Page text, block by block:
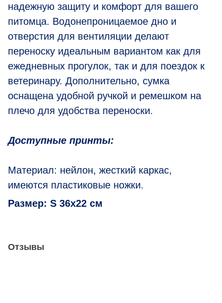
надежную защиту и комфорт для вашего
питомца. Водонепроницаемое дно и
отверстия для вентиляции делают
переноску идеальным вариантом как для
ежедневных прогулок, так и для поездок к
ветеринару. Дополнительно, сумка
оснащена удобной ручкой и ремешком на
плечо для удобства переноски.
Доступные принты:
Материал: нейлон, жесткий каркас,
имеются пластиковые ножки.
Размер: S 36х22 см
Отзывы